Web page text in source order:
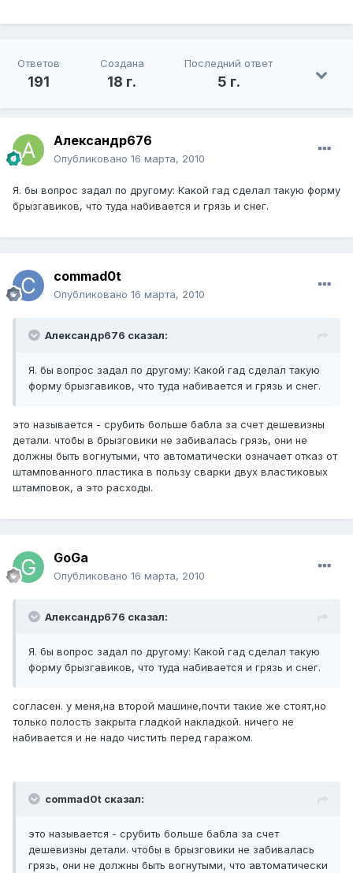
Ответов
191
Создана
18 г.
Последний ответ
5 г.
Александр676
Опубликовано 16 марта, 2010
Я. бы вопрос задал по другому: Какой гад сделал такую форму
брызгавиков, что туда набивается и грязь и снег.
commad0t
Опубликовано 16 марта, 2010
Александр676 сказал:
Я. бы вопрос задал по другому: Какой гад сделал такую
форму брызгавиков, что туда набивается и грязь и снег.
это называется - срубить больше бабла за счет дешевизны
детали. чтобы в брызговики не забивалась грязь, они не
должны быть вогнутыми, что автоматически означает отказ от
штампованного пластика в пользу сварки двух властиковых
штамповок, а это расходы.
GoGa
Опубликовано 16 марта, 2010
Александр676 сказал:
Я. бы вопрос задал по другому: Какой гад сделал такую
форму брызгавиков, что туда набивается и грязь и снег.
согласен. у меня,на второй машине,почти такие же стоят,но
только полость закрыта гладкой накладкой. ничего не
набивается и не надо чистить перед гаражом.
commad0t сказал:
это называется - срубить больше бабла за счет
дешевизны детали. чтобы в брызговики не забивалась
грязь, они не должны быть вогнутыми, что автоматически